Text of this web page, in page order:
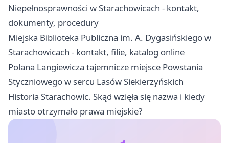
Niepełnosprawności w Starachowicach - kontakt,
dokumenty, procedury
Miejska Biblioteka Publiczna im. A. Dygasińskiego w
Starachowicach - kontakt, filie, katalog online
Polana Langiewicza tajemnicze miejsce Powstania
Styczniowego w sercu Lasów Siekierzyńskich
Historia Starachowic. Skąd wzięła się nazwa i kiedy
miasto otrzymało prawa miejskie?